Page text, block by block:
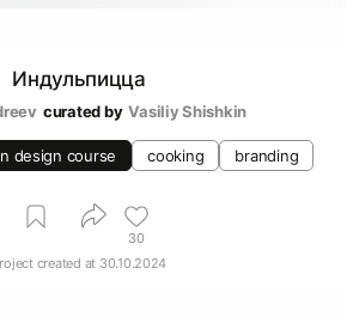
Индульпицца
curated by Vasiliy Shishkin
design course cooking branding
30
created at 30.10.2024